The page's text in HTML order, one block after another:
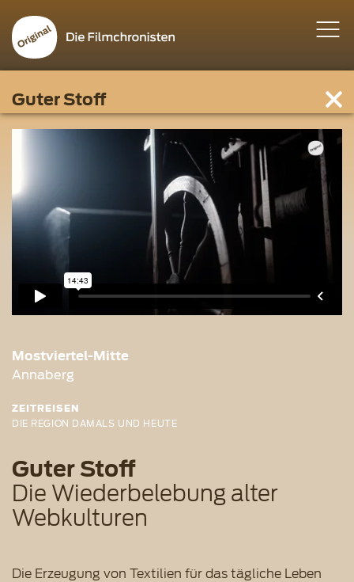
Guter Stoff
Mostviertel-Mitte
Annaberg
ZEITREISEN
DIE REGION DAMALS UND HEUTE
Guter Stoff
Die Wiederbelebung alter
Webkulturen
Die Erzeugung von Textilien für das tägliche Leben